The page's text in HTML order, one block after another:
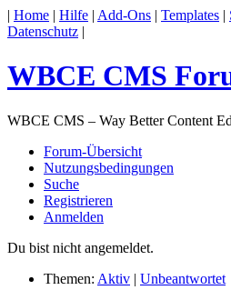
| Home | Hilfe | Add-Ons | Templates |
Datenschutz |
WBCE CMS
WBCE CMS – Way Better Content
Forum-Übersicht
Nutzungsbedingungen
Suche
Registrieren
Anmelden
Du bist nicht angemeldet.
Themen: Aktiv | Unbeantwortet